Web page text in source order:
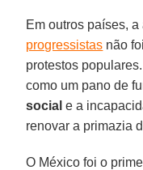
Em outros países,
progressistas não
protestos
como um pano de
social e a
renovar a primazia
O México foi o